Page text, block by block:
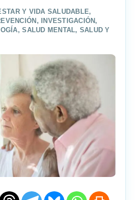
Y VIDA SALUDABLE,
, INVESTIGACIÓN ,
,SALUD MENTAL, SALUD Y